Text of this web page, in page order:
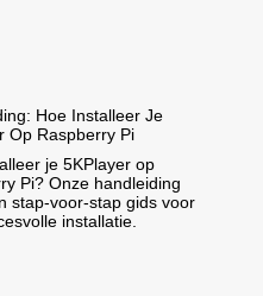
Hoe Installeer Je
Op Raspberry Pi
je 5KPlayer op
Pi? Onze handleiding
stap-voor-stap gids voor
installatie.